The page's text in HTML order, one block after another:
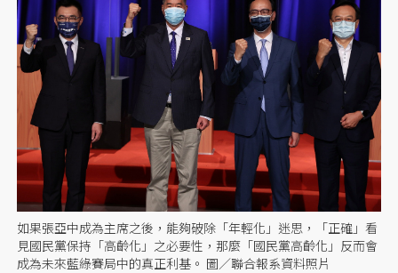
如果張亞中成為主席之後，能夠破除「年輕化」迷思，「正確」看
見國民黨保持「高齡化」之必要性，那麼「國民黨高齡化」反而會
成為未來藍綠賽局中的真正利基。 圖／聯合報系資料照片